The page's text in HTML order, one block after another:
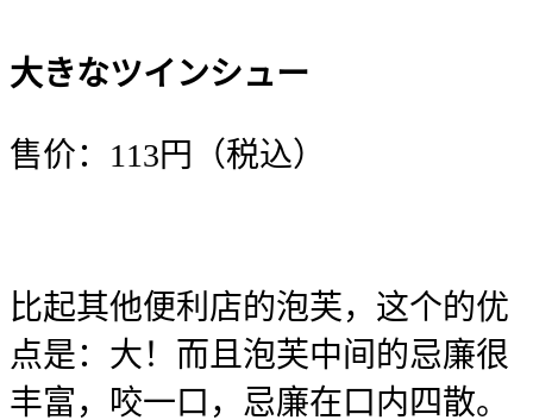
大きなツインシュー
售价：113円（税込）
比起其他便利店的泡芙，这个的优
点是：大！而且泡芙中间的忌廉很
丰富，咬一口，忌廉在口内四散。